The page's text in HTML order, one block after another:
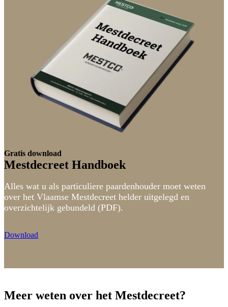
Gratis download
Mestdecreet Handboek
Alles wat u als particuliere paardenhouder moet weten
over het Vlaamse Mestdecreet helder uitgelegd en
overzichtelijk gebundeld (PDF).
Download
Meer weten over het Mestdecreet?